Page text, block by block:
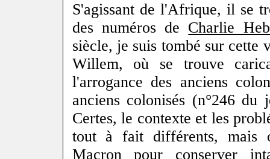
S'agissant de l'Afrique, il se
des numéros de Charlie
siècle, je suis tombé sur cette
Willem, où se trouve
l'arrogance des anciens
anciens colonisés (n°246
Certes, le contexte et les
tout à fait différents, mais
Macron pour conserver